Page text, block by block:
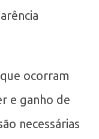
ocorram
e ganho de
necessárias